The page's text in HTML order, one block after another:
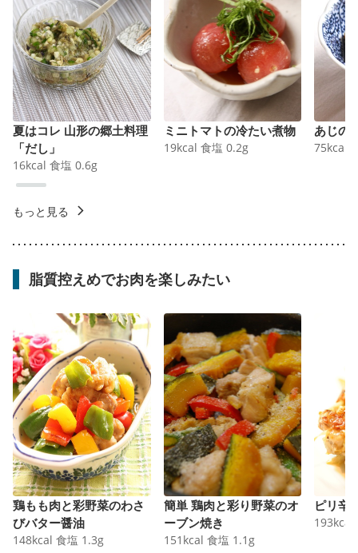
夏はコレ 山形の郷土料理
「だし」
16kcal 食塩 0.6g
ミニトマトの冷たい煮物
19kcal 食塩 0.2g
あじの
75kcal
もっと見る
脂質控えめでお肉を楽しみたい
鶏もも肉と彩野菜のわさ
びバター醤油
148kcal 食塩 1.3g
簡単 鶏肉と彩り野菜のオ
ーブン焼き
151 kcal 食塩 1.1 g
ピリ辛
193kcal